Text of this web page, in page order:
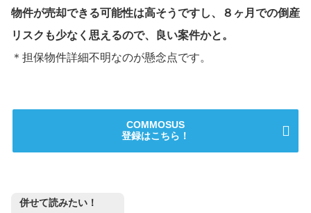
物件が売却できる可能性は高そうですし、８ヶ月での倒産
リスクも少なく思えるので、良い案件かと。
＊担保物件詳細不明なのが懸念点です。
COMMOSUS
登録はこちら！
併せて読みたい！